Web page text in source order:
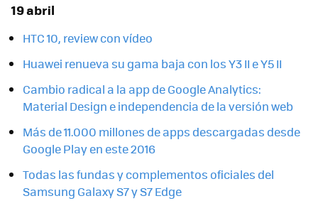
19 abril
HTC 10, review con vídeo
Huawei renueva su gama baja con los Y3 II e Y5 II
Cambio radical a la app de Google Analytics:
Material Design e independencia de la versión web
Más de 11.000 millones de apps descargadas desde
Google Play en este 2016
Todas las fundas y complementos oficiales del
Samsung Galaxy S7 y S7 Edge